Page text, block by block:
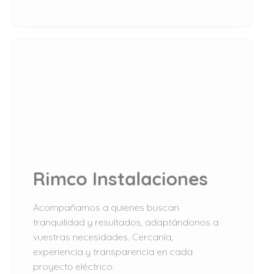
Rimco Instalaciones
Acompañamos a quienes buscan
tranquilidad y resultados, adaptándonos a
vuestras necesidades. Cercanía,
experiencia y transparencia en cada
proyecto eléctrico.